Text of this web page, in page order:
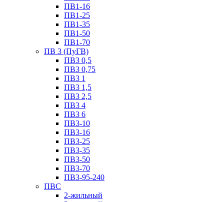
ПВ1-16
ПВ1-25
ПВ1-35
ПВ1-50
ПВ1-70
ПВ 3 (ПуГВ)
ПВ3 0,5
ПВ3 0,75
ПВ3 1
ПВ3 1,5
ПВ3 2,5
ПВ3 4
ПВ3 6
ПВ3-10
ПВ3-16
ПВ3-25
ПВ3-35
ПВ3-50
ПВ3-70
ПВ3-95-240
ПВС
2-жильный